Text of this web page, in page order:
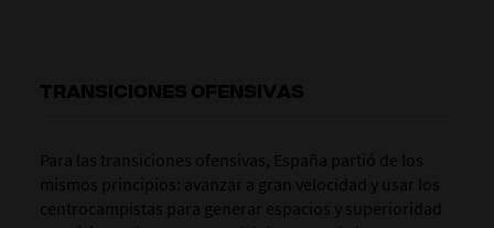
TRANSICIONES OFENSIVAS
Para las transiciones ofensivas, España partió de los
mismos principios: avanzar a gran velocidad y usar los
centrocampistas para generar espacios y superioridad